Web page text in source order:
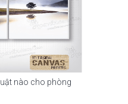
nào cho phòng